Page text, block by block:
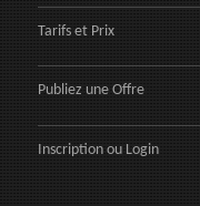
Tarifs et Prix
Publiez une Offre
Inscription ou Login